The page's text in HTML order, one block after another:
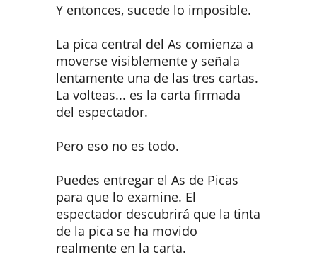
Y entonces, sucede lo imposible.
La pica central del As comienza a
moverse visiblemente y señala
lentamente una de las tres cartas.
La volteas... es la carta firmada
del espectador.
Pero eso no es todo.
Puedes entregar el As de Picas
para que lo examine. El
espectador descubrirá que la tinta
de la pica se ha movido
realmente en la carta.